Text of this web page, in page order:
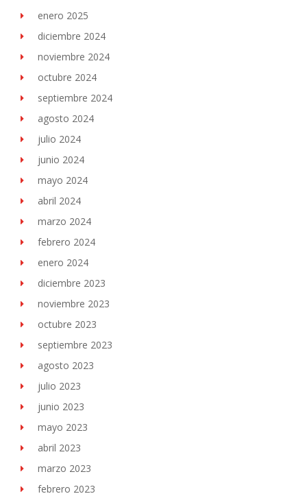
enero 2025
diciembre 2024
noviembre 2024
octubre 2024
septiembre 2024
agosto 2024
julio 2024
junio 2024
mayo 2024
abril 2024
marzo 2024
febrero 2024
enero 2024
diciembre 2023
noviembre 2023
octubre 2023
septiembre 2023
agosto 2023
julio 2023
junio 2023
mayo 2023
abril 2023
marzo 2023
febrero 2023